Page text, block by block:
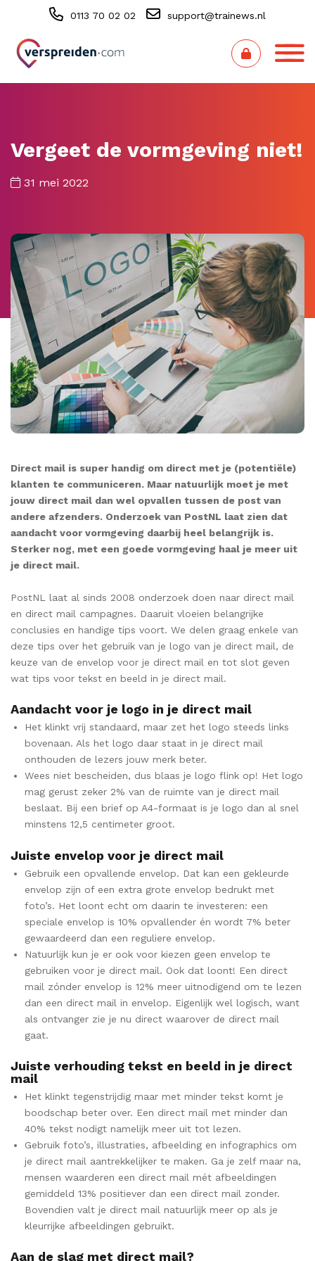
0113 70 02 02 support@trainews.nl
Vergeet de vormgeving niet!
31 mei 2022
Direct mail is super handig om direct met je (potentiële)
klanten te communiceren. Maar natuurlijk moet je met
jouw direct mail dan wel opvallen tussen de post van
andere afzenders. Onderzoek van PostNL laat zien dat
aandacht voor vormgeving daarbij heel belangrijk is.
Sterker nog, met een goede vormgeving haal je meer uit
je direct mail.
PostNL laat al sinds 2008 onderzoek doen naar direct mail
en direct mail campagnes. Daaruit vloeien belangrijke
conclusies en handige tips voort. We delen graag enkele van
deze tips over het gebruik van je logo van je direct mail, de
keuze van de envelop voor je direct mail en tot slot geven
wat tips voor tekst en beeld in je direct mail.
Aandacht voor je logo in je direct mail
Het klinkt vrij standaard, maar zet het logo steeds links
bovenaan. Als het logo daar staat in je direct mail
onthouden de lezers jouw merk beter.
Wees niet bescheiden, dus blaas je logo flink op! Het logo
mag gerust zeker 2% van de ruimte van je direct mail
beslaat. Bij een brief op A4-formaat is je logo dan al snel
minstens 12,5 centimeter groot.
Juiste envelop voor je direct mail
Gebruik een opvallende envelop. Dat kan een gekleurde
envelop zijn of een extra grote envelop bedrukt met
foto’s. Het loont echt om daarin te investeren: een
speciale envelop is 10% opvallender én wordt 7% beter
gewaardeerd dan een reguliere envelop.
Natuurlijk kun je er ook voor kiezen geen envelop te
gebruiken voor je direct mail. Ook dat loont! Een direct
mail zónder envelop is 12% meer uitnodigend om te lezen
dan een direct mail in envelop. Eigenlijk wel logisch, want
als ontvanger zie je nu direct waarover de direct mail
gaat.
Juiste verhouding tekst en beeld in je direct
mail
Het klinkt tegenstrijdig maar met minder tekst komt je
boodschap beter over. Een direct mail met minder dan
40% tekst nodigt namelijk meer uit tot lezen.
Gebruik foto’s, illustraties, afbeelding en infographics om
je direct mail aantrekkelijker te maken. Ga je zelf maar na,
mensen waarderen een direct mail mét afbeeldingen
gemiddeld 13% positiever dan een direct mail zonder.
Bovendien valt je direct mail natuurlijk meer op als je
kleurrijke afbeeldingen gebruikt.
Aan de slag met direct mail?